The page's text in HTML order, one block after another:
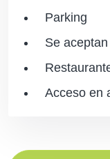
Parking
Se
Acceso en